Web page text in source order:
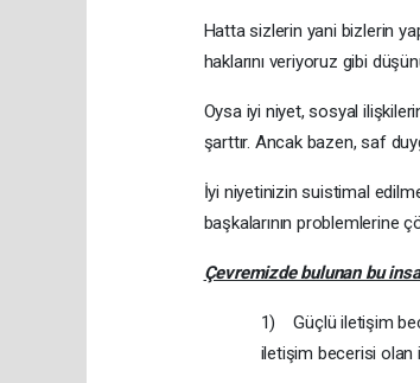
Hatta sizlerin yani bizlerin
haklarını veriyoruz gibi
Oysa iyi niyet, sosyal
şarttır. Ancak bazen, saf
İyi niyetinizin suistimal
başkalarının problemlerine
Çevremizde bulunan bu
1) Güçlü iletişim
iletişim becerisi olan